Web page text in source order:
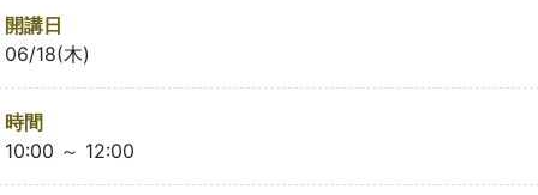
開講日
06/18(木)
時間
10:00 ～ 12:00